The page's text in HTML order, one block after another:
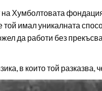
Хумболтовата
имал уникалната
да работи без
в които той разказва,